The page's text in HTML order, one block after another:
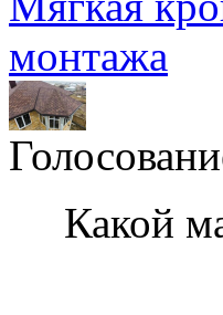
монтажа
Какой